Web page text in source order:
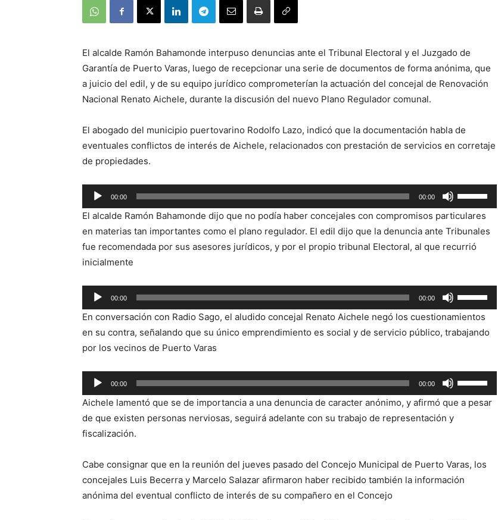
El alcalde Ramón Bahamonde interpuso denuncias ante el Tribunal Electoral y el Juzgado de
Garantía de Puerto Varas, luego de recepcionar una serie de documentos de forma anónima, que
a juicio del edil, y de su equipo jurídico comprometerían la actuación del concejal de Renovación
Nacional Renato Aichele, durante la discusión del nuevo Plano Regulador comunal.
El abogado del municipio puertovarino Rodolfo Lazo, indicó que la documentación habla de
eventuales conflictos de interés de Aichele, relacionados con prestación de servicios en corretaje
de propiedades.
Reproductor
de
audio
00:00 00:00
las
teclas
de
flecha
para
aumentar
o
disminuir
El alcalde Ramón Bahamonde dijo que no podía haber concejales con compromisos particulares
en materias tan importantes como el plano regulador. El edil dijo que la denuncia ante Tribunales
fue recomendada por sus asesores jurídicos, y por el propio tribunal Electoral, al que recurrió
inicialmente
Reproductor
de
audio
00:00 00:00
las
teclas
de
arriba/abajo
para
aumentar
volumen.
En conversación con Radio Sago, el aludido concejal Renato Aichele negó los cuestionamientos
en su contra, señalando que su único emprendimiento es social y de servicio público, trabajando
por los vecinos de Puerto Varas
Reproductor
de
audio
00:00 00:00
las
teclas
para
aumentar
Aichele lamentó que se de importancia a una denuncia de caracter anónimo, y afirmó que a pesar
de que existen personas nerviosas, seguirá adelante con su trabajo de representación y
fiscalización.
Cabe consignar que en la reunión del jueves pasado del Concejo Municipal de Puerto Varas, los
concejales Luis Becerra y Marcelo Salazar afirmaron haber recibido también la información
anónima del eventual conflicto de interés de su compañero en el Concejo